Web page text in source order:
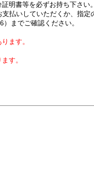
明書等を必ずお持ち下さい
払いしていただくか、指
までご確認ください。
ます。
す。